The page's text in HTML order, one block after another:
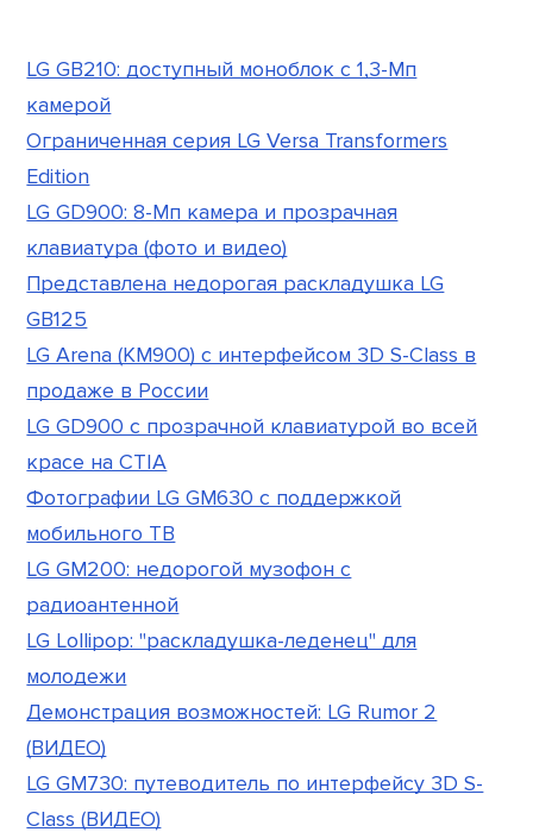
LG GB210: доступный моноблок с 1,3-Мп
камерой
Ограниченная серия LG Versa Transformers
Edition
LG GD900: 8-Мп камера и прозрачная
клавиатура (фото и видео)
Представлена недорогая раскладушка LG
GB125
LG Arena (KM900) с интерфейсом 3D S-Class в
продаже в России
LG GD900 с прозрачной клавиатурой во всей
красе на CTIA
Фотографии LG GM630 с поддержкой
мобильного ТВ
LG GM200: недорогой музофон с
радиоантенной
LG Lollipop: "раскладушка-леденец" для
молодежи
Демонстрация возможностей: LG Rumor 2
(ВИДЕО)
LG GM730: путеводитель по интерфейсу 3D S-
Class (ВИДЕО)